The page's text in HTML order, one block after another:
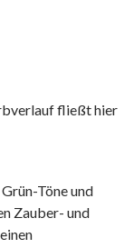
fließt hier
Töne und
Zauber- und